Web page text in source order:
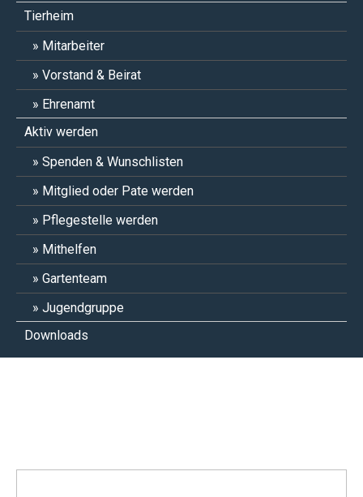
Tierheim
Mitarbeiter
Vorstand & Beirat
Ehrenamt
Aktiv werden
Spenden & Wunschlisten
Mitglied oder Pate werden
Pflegestelle werden
Mithelfen
Gartenteam
Jugendgruppe
Downloads